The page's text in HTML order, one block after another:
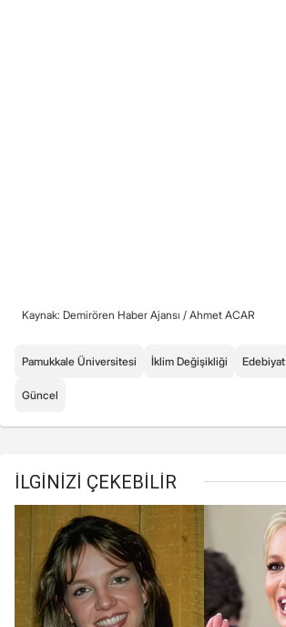
Kaynak: Demirören Haber Ajansı / Ahmet ACAR
Pamukkale Üniversitesi İklim Değişikliği Edebiyat
Güncel